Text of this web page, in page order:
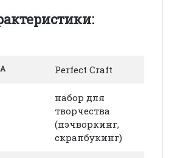
Perfect Craft
набор для
творчества
(пэчворкинг,
скрапбукинг)